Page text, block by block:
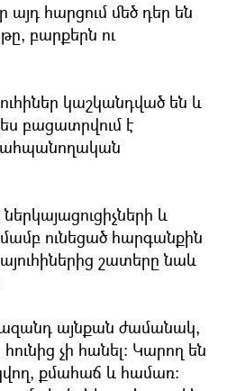
հարցում մեծ դեր են
բարքերն ու
կաշկանդված են և
բացատրվում է
և
ունեցած հարգանքին
շատերը նաև
այնքան ժամանակ,
չի հանել: Կարող են
քմահաճ և համառ: